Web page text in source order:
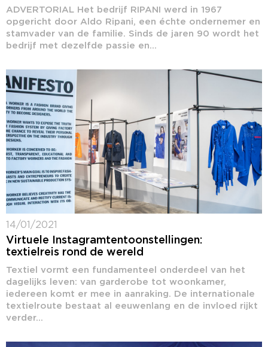
ADVERTORIAL Het bedrijf RIPANI werd in 1967
opgericht door Aldo Ripani, een échte ondernemer en
stamvader van de familie. Sinds de jaren 90 wordt het
bedrijf met dezelfde passie en...
14/01/2021
Virtuele Instagramtentoonstellingen:
textielreis rond de wereld
Textiel vormt een fundamenteel onderdeel van het
dagelijks leven: van garderobe tot woonkamer,
iedereen komt er mee in aanraking. De internationale
textielroute bestaat al eeuwenlang en de invloed rijkt
verder...